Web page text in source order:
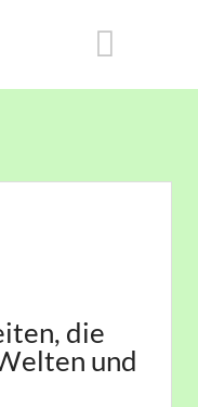
die
und